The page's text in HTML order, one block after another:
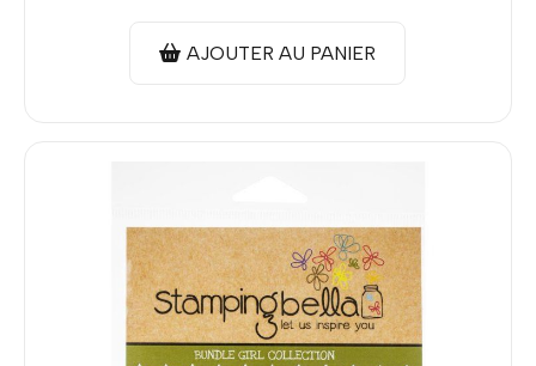
AJOUTER AU PANIER